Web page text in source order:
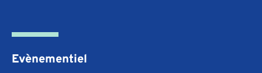
Evènementiel